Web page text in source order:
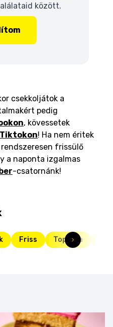
között.
csekkoljátok a
pedig
, kövessetek
Tiktokon! Ha nem éritek
frissülő
a naponta izgalmas
-csatornánk!
Friss Toplista